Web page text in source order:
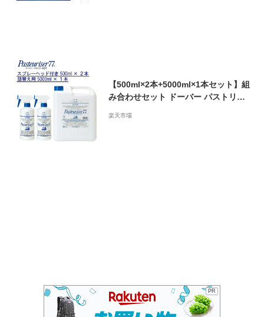
【500ml×2本+5000ml×1本セット】組
み合わせセット ドーバー パストリー
ml 5L×1本 注ぎ口付き アルコール消
楽天市場
PR